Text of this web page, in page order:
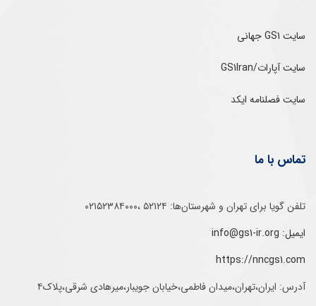
سایت GS1 جهانی
سایت آپارات/GS1Iran
سایت فصلنامه ایکد
تماس با ما
تلفن‌ گویا برای‌ تهران‌‌ و‌ شهرستان‌ها:‌ ۵۲۱۲۴ ،۰۲۱۵۲۳۸۴۰۰۰
ایمیل: info@gs1-ir.org
https://nncgs1.com
آدرس: ایران،تهران،میدان فاطمی،خیابان جویبار،میرهادی شرقی،پلاک۴